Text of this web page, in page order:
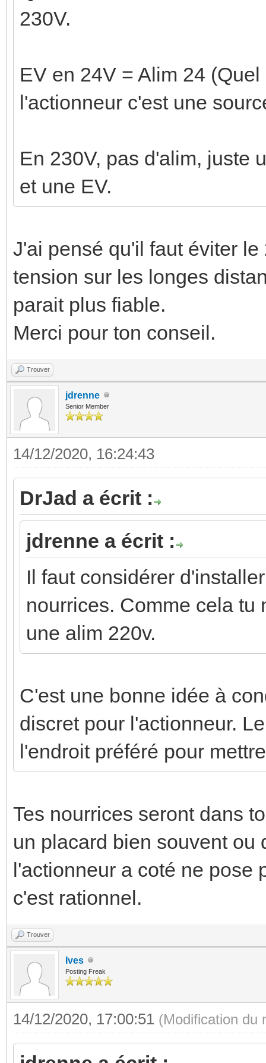
230V.
EV en 24V = Alim 24
l'actionneur c'est une
En 230V, pas d'alim, juste
et une EV.
J'ai pensé qu'il faut éviter
tension sur les longes
parait plus fiable.
Merci pour ton conseil.
Trouver
jdrenne
Senior Member
14/12/2020, 16:24:43
DrJad a écrit :
jdrenne a écrit :
Il faut considérer
nourrices. Comme cela tu
une alim 220v.
C'est une bonne idée à
discret pour l'actionneur.
l'endroit préféré pour
Tes nourrices seront dans
un placard bien souvent ou
l'actionneur a coté ne pose
c'est rationnel.
Trouver
Ives
Posting Freak
14/12/2020, 17:00:51 (Modification du